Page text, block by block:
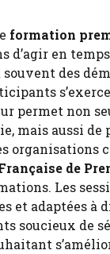
formation
d’agir en
des
permet non
mais aussi
organisations
de
Les
et adaptées à
soucieux de